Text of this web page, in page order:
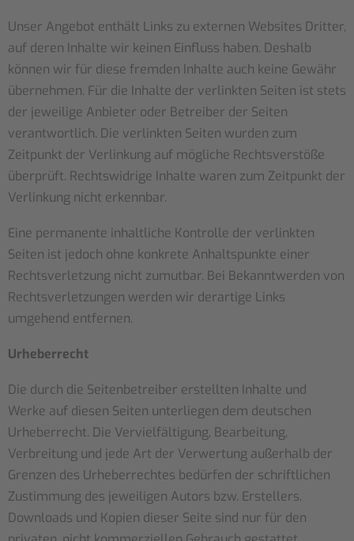
Unser Angebot enthält Links zu externen Websites Dritter,
auf deren Inhalte wir keinen Einfluss haben. Deshalb
können wir für diese fremden Inhalte auch keine Gewähr
übernehmen. Für die Inhalte der verlinkten Seiten ist stets
der jeweilige Anbieter oder Betreiber der Seiten
verantwortlich. Die verlinkten Seiten wurden zum
Zeitpunkt der Verlinkung auf mögliche Rechtsverstöße
überprüft. Rechtswidrige Inhalte waren zum Zeitpunkt der
Verlinkung nicht erkennbar.
Eine permanente inhaltliche Kontrolle der verlinkten
Seiten ist jedoch ohne konkrete Anhaltspunkte einer
Rechtsverletzung nicht zumutbar. Bei Bekanntwerden von
Rechtsverletzungen werden wir derartige Links
umgehend entfernen.
Urheberrecht
Die durch die Seitenbetreiber erstellten Inhalte und
Werke auf diesen Seiten unterliegen dem deutschen
Urheberrecht. Die Vervielfältigung, Bearbeitung,
Verbreitung und jede Art der Verwertung außerhalb der
Grenzen des Urheberrechtes bedürfen der schriftlichen
Zustimmung des jeweiligen Autors bzw. Erstellers.
Downloads und Kopien dieser Seite sind nur für den